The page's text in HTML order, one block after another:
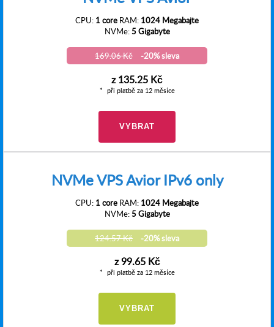
CPU: 1 core RAM: 1024 Megabajte
NVMe:5 Gigabyte
169.06 Kč -20% sleva
z135.25 Kč
při platbě za 12 měsíce
VYBRAT
NVMe VPS Avior IPv6 only
CPU: 1 core RAM: 1024 Megabajte
NVMe:5 Gigabyte
124.57 Kč -20% sleva
z99.65 Kč
při platbě za 12 měsíce
VYBRAT